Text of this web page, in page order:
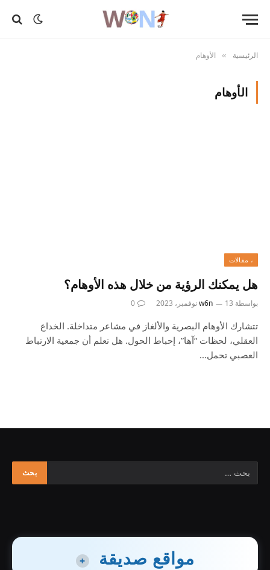
الرئيسية » الأوهام
الأوهام
، مقالات
هل يمكنك الرؤية من خلال هذه الأوهام؟
بواسطة w6n 13 نوفمبر، 2023 0
تتشارك الأوهام البصرية والألغاز في مشاعر متداخلة. الخداع
العقلي، لحظات “آها”، إحباط الحول. هل تعلم أن جمعية الارتباط
العصبي تحمل…
مواقع صديقة +